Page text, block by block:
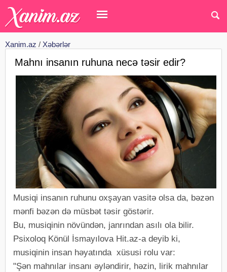
Xanim.az / Xəbərlər
Mahnı insanın ruhuna necə təsir edir?
Musiqi insanın ruhunu oxşayan vasitə olsa da, bəzən
mənfi bəzən də müsbət təsir göstərir.
Bu, musiqinin növündən, janrından asılı ola bilir.
Psixoloq Könül İsmayılova Hit.az-a deyib ki,
musiqinin insan həyatında xüsusi rolu var:
"Şən mahnılar insanı əyləndirir, həzin, lirik mahnılar